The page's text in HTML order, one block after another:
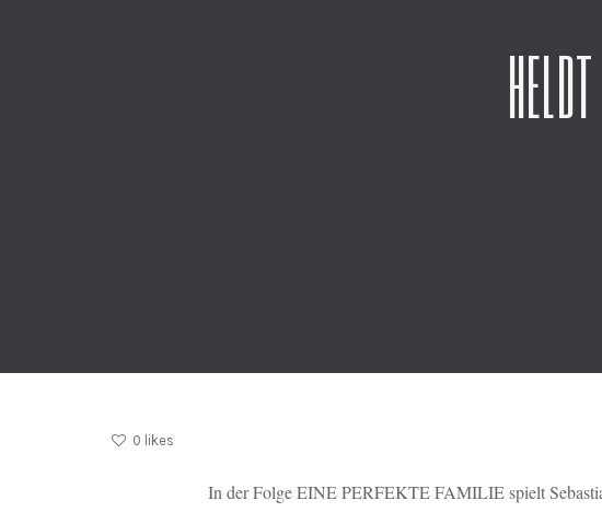
0 likes
In der Folge EINE PERFEKTE FAMILIE spielt